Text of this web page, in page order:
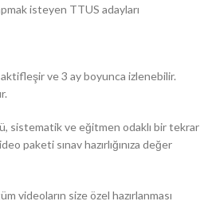
isteyen TTUS adayları
ve 3 ay boyunca izlenebilir.
sistematik ve eğitmen odaklı bir tekrar
paketi sınav hazırlığınıza değer
videoların size özel hazırlanması